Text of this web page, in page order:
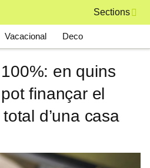
Sections
Vacacional Deco
en quins
finançar el
d’una casa